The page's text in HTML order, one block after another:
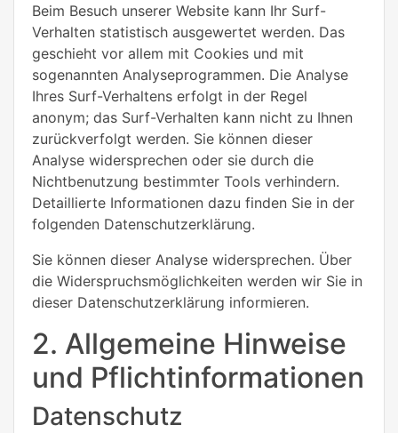
Beim Besuch unserer Website kann Ihr Surf-
Verhalten statistisch ausgewertet werden. Das
geschieht vor allem mit Cookies und mit
sogenannten Analyseprogrammen. Die Analyse
Ihres Surf-Verhaltens erfolgt in der Regel
anonym; das Surf-Verhalten kann nicht zu Ihnen
zurückverfolgt werden. Sie können dieser
Analyse widersprechen oder sie durch die
Nichtbenutzung bestimmter Tools verhindern.
Detaillierte Informationen dazu finden Sie in der
folgenden Datenschutzerklärung.
Sie können dieser Analyse widersprechen. Über
die Widerspruchsmöglichkeiten werden wir Sie in
dieser Datenschutzerklärung informieren.
2. Allgemeine Hinweise
und Pflichtinformationen
Datenschutz